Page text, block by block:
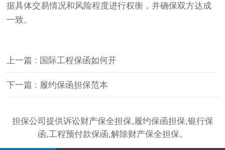
据具体交易情况和风险程度进行权衡，并确保双方达成
一致。
上一篇 : 国际工程保函如何开
下一篇 : 履约保函担保范本
担保公司提供诉讼财产保全担保,履约保函担保,银行保
函,工程预付款保函,解除财产保全担保。